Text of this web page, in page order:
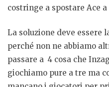
costringe a spostare Ace
La soluzione deve essere
perché non ne abbiamo
passare a 4 cosa che
giochiamo pure a tre ma